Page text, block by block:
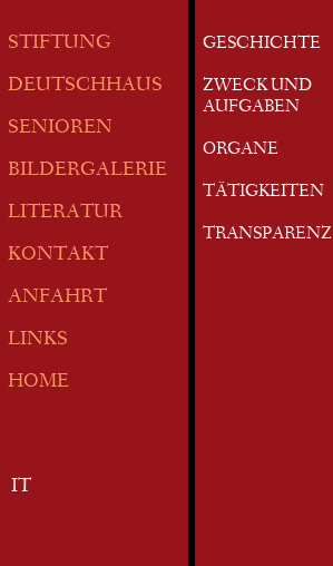
STIFTUNG
DEUTSCHHAUS
SENIOREN
BILDERGALERIE
LITERATUR
KONTAKT
ANFAHRT
LINKS
HOME
IT
GESCHICHTE
ZWECK UND
AUFGABEN
ORGANE
TÄTIGKEITEN
TRANSPARENZ